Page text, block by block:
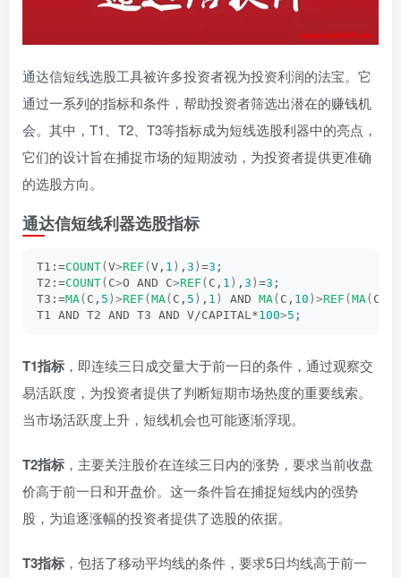
通达信短线选股工具被许多投资者视为投资利润的法宝。它
通过一系列的指标和条件，帮助投资者筛选出潜在的赚钱机
会。其中，T1、T2、T3等指标成为短线选股利器中的亮点，
它们的设计旨在捕捉市场的短期波动，为投资者提供更准确
的选股方向。
通达信短线利器选股指标
T1:=COUNT( V>REF ( V, 1 ) , 3 ) =3 ;
T2:=COUNT( C>O AND C>REF ( C, 1 ) , 3 ) =3 ;
T3:=MA( C, 5 )>REF ( MA( C, 5 ) , 1 ) AND MA( C, 10 )>REF ( MA( C,
T1 AND T2 AND T3 AND V/CAPITAL*100>5 ;
T1指标 ，即连续三日成交量大于前一日的条件，通过观察交
易活跃度，为投资者提供了判断短期市场热度的重要线索。
当市场活跃度上升，短线机会也可能逐渐浮现。
T2指标 ，主要关注股价在连续三日内的涨势，要求当前收盘
价高于前一日和开盘价。这一条件旨在捕捉短线内的强势
股，为追逐涨幅的投资者提供了选股的依据。
T3指标 ，包括了移动平均线的条件，要求5日均线高于前一